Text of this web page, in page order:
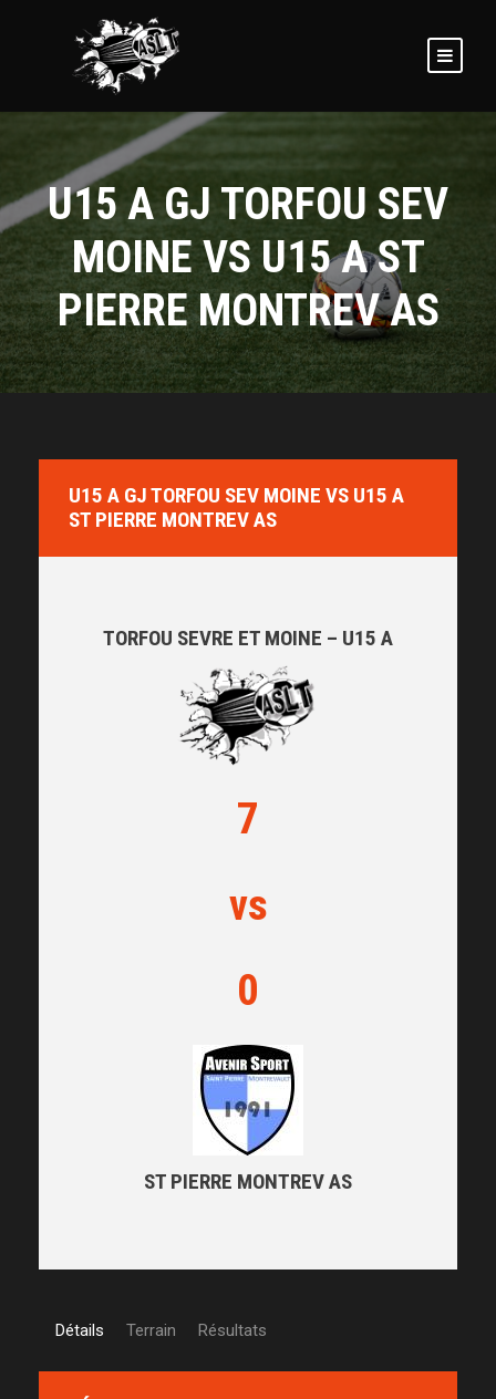
U15 A GJ TORFOU SEV
MOINE VS U15 A ST
PIERRE MONTREV AS
U15 A GJ TORFOU SEV MOINE VS U15 A
ST PIERRE MONTREV AS
TORFOU SEVRE ET MOINE – U15 A
7
vs
0
ST PIERRE MONTREV AS
Détails Terrain Résultats